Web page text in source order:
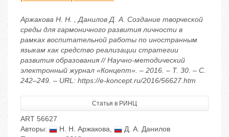
Аржакова Н. Н. , Данилов Д. А. Создание творческой
среды для гармоничного развития личности в
рамках воспитательной работы по иностранным
языкам как средство реализации стратегии
развития образования // Научно-методический
электронный журнал «Концепт». – 2016. – Т. 30. – С.
242–249. – URL: https://e-koncept.ru/2016/56627.htm
Статья в РИНЦ
ART 56627
Авторы:
Н. Н. Аржакова,
Д. А. Данилов